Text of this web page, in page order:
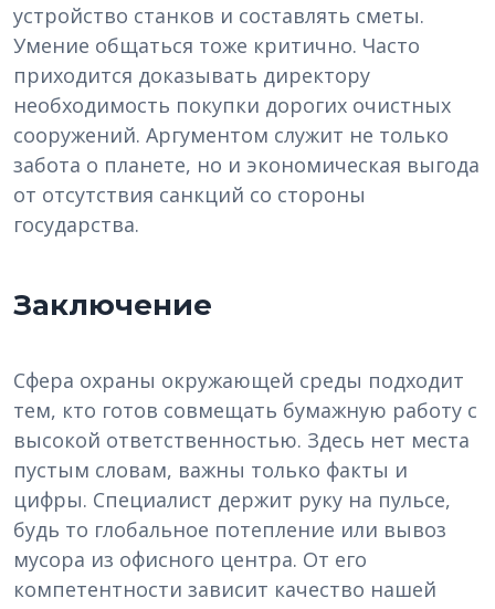
устройство станков и составлять сметы.
Умение общаться тоже критично. Часто
приходится доказывать директору
необходимость покупки дорогих очистных
сооружений. Аргументом служит не только
забота о планете, но и экономическая выгода
от отсутствия санкций со стороны
государства.
Заключение
Сфера охраны окружающей среды подходит
тем, кто готов совмещать бумажную работу с
высокой ответственностью. Здесь нет места
пустым словам, важны только факты и
цифры. Специалист держит руку на пульсе,
будь то глобальное потепление или вывоз
мусора из офисного центра. От его
компетентности зависит качество нашей